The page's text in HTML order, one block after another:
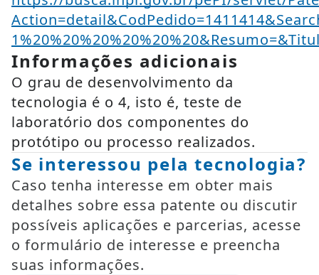
Informações adicionais
O grau de desenvolvimento da
tecnologia é o 4, isto é, teste de
laboratório dos componentes do
protótipo ou processo realizados.
Se interessou pela tecnologia?
Caso tenha interesse em obter mais
detalhes sobre essa patente ou discutir
possíveis aplicações e parcerias, acesse
o formulário de interesse e preencha
suas informações.